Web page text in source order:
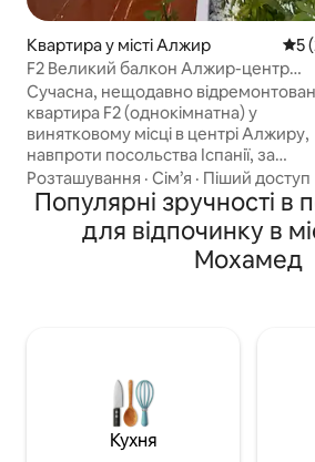
Квартира у місті Алжир
5
F2 Великий балкон Алжир-центр
Метро
Сучасна, нещодавно
квартира F2 (однокімнатна) у
винятковому місці в центрі Алжиру,
навпроти посольства Іспанії, за
1 хвилину від станції метро «Хеліфа-
Бухальфа» 🚇 та вулиці Дідуш-Мурад
(колишня вулиця Мішеле). Світла,
комфортна та обладнана квартира
затишною вітальнею, приємною
самому центрі, неподалік від
магазинів, ресторанів, пам'яток і
громадського транспорту. Ідеальне
помешкання для туристів або ділових
Розташування · Сім’я · Піший доступ
Популярні зручності
для відпочинку в
Мохамед
Кухня